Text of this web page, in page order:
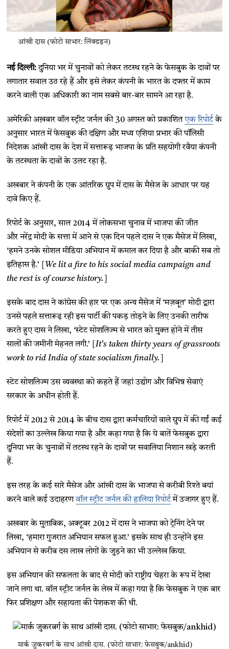
आंखी दास (फोटो साभार: लिंक्डइन)
नई दिल्ली:दुनिया भर में चुनावों को लेकर तटस्थ रहने के फेसबुक के दावों पर
लगातार सवाल उठ रहे हैं और इसे लेकर कंपनी के भारत के दफ्तर में काम
करने वाली एक अधिकारी का नाम सबसे बार-बार सामने आ रहा है.
अमेरिकी अख़बार वॉल स्ट्रीट जर्नल की 30 अगस्त को प्रकाशितएक रिपोर्टके
अनुसारभारत में फेसबुक की दक्षिण और मध्य एशिया प्रभार की पॉलिसी
निदेशक आंखी दास के देश में सत्तारूढ़ भाजपा के प्रति सहयोगी रवैया कंपनी
के तटस्थता के दावों के उलट रहा है.
अखबार ने कंपनी के एक आंतरिक ग्रुप में दास के मैसेज के आधार पर यह
दावे किए हैं.
रिपोर्ट के अनुसार,साल 2014 में लोकसभा चुनाव में भाजपा की जीत
और नरेंद्र मोदी के सत्ता में आने से एक दिन पहले दास ने एक मैसेज में लिखा,
‘हमने उनके सोशल मीडिया अभियान में कमाल कर दिया है और बाकी सब तो
इतिहास है.’
[We lit a fire to his social media campaign and
the rest is of course history.]
इसके बाद दास ने कांग्रेस की हार पर एक अन्य मैसेज में ‘मज़बूत’ मोदी द्वारा
उनसे पहले सत्तारूढ़ रही इस पार्टी की पकड़ तोड़ने के लिए उनकी तारीफ
करते हुए दास ने लिखा, ‘स्टेट सोशलिज्म से भारत को मुक्त होने में तीस
सालों की जमीनी मेहनत लगी.’ [It’s taken thirty years of grassroots
work to rid India of state socialism finally.]
स्टेट सोशलिज्म उस व्यवस्था को कहते हैं जहां उद्योग और विभिन्न सेवाएं
सरकार के अधीन होती हैं.
रिपोर्ट में 2012 से 2014 के बीच दास द्वारा कर्मचारियों वाले ग्रुप में की गईं कई
संदेशों का उल्लेख किया गया है और कहा गया है कि ये बातें फेसबुक द्वारा
दुनिया भर के चुनावों में तटस्थ रहने के दावों पर सवालिया निशान खड़े करती
हैं.
इस तरह के कई सारे मैसेज और आंखी दास के भाजपा से करीबी रिश्ते बयां
करने वाले कई उदाहरणवॉल स्ट्रीट जर्नल की हालिया रिपोर्टमें उजागर हुए हैं.
अखबार के मुताबिक, अक्टूबर 2012 में दास ने भाजपा को ट्रेनिंग देने पर
लिखा, ‘हमारा गुजरात अभियान सफल हुआ.’ इसके साथ ही उन्होंने इस
अभियान से करीब दस लाख लोगों के जुड़ने का भी उल्लेख किया.
इस अभियान की सफलता के बाद से मोदी को राष्ट्रीय चेहरा के रूप में देखा
जाने लगा था. वॉल स्ट्रीट जर्नल के लेख में कहा गया है कि फेसबुक ने एक बार
फिर प्रशिक्षण और सहायता की पेशकश की थी.
मार्क जुकरबर्ग के साथ आंखी दास. (फोटो साभार: फेसबुक/ankhid)